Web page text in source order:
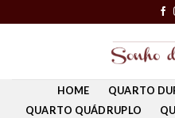
to
HOME QUARTO
QUARTO QUÁDRUPLO